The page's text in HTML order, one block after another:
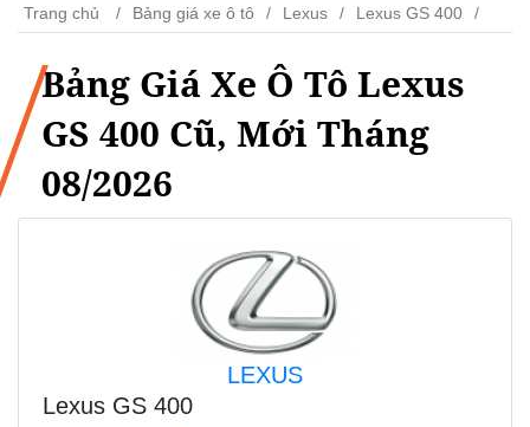
Trang chủ Bảng giá xe ô tô Lexus Lexus GS 400
Bảng Giá Xe Ô Tô Lexus
GS 400 Cũ, Mới Tháng
08/2026
LEXUS
Lexus GS 400